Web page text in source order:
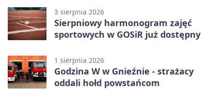
3 sierpnia 2026
Sierpniowy harmonogram zajęć
sportowych w GOSiR już dostępny
1 sierpnia 2026
Godzina W w Gnieźnie - strażacy
oddali hołd powstańcom